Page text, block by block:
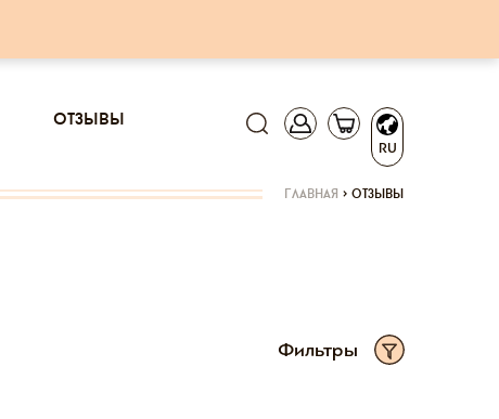
RU
отзывы
главная > отзывы
Фильтры